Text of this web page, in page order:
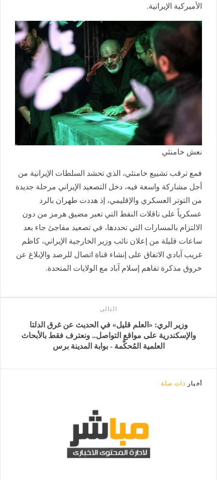
الأميركية الإيرانية.
نعش خامنئي
فمع ترقب تشييع خامنئي، الذي تحشد السلطات الإيرانية من
أجل مشاركة واسعة فيه، دخل التصعيد الإيراني مرحلة جديدة
من التوتر العسكري والإقليمي، إذ هددت طهران بالرد
عسكرياً على ناقلات النفط التي تعبر مضيق هرمز من دون
الالتزام بالمسارات التي تحددها، في تصعيد مفاجئ جاء بعد
ساعات قليلة من إعلان نائب وزير الخارجية الإيراني، كاظم
غريب آبادي الاتفاق على إنشاء قناة اتصال للرصد والإبلاغ عن
خروق مذكرة تفاهم إسلام آباد مع الولايات المتحدة.
التالى
وزير الري: «العلم قليل» في الحديث عن غرق الدلتا
والإسكندرية على مواقع التواصل.. ونعترف فقط بالأبحاث
العلمية المُحكَّمة - بوابة المدينة برس
أخبار ذات صلة